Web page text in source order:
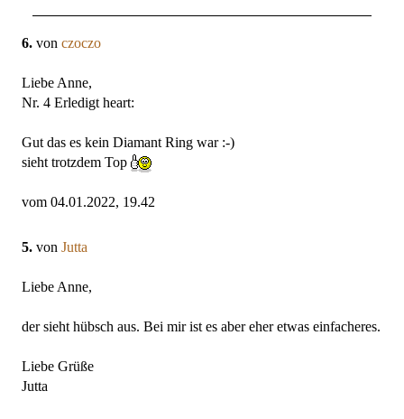
6. von czoczo
Liebe Anne,
Nr. 4 Erledigt heart:
Gut das es kein Diamant Ring war :-)
sieht trotzdem Top
vom 04.01.2022, 19.42
5. von Jutta
Liebe Anne,
der sieht hübsch aus. Bei mir ist es aber eher etwas einfacheres.
Liebe Grüße
Jutta